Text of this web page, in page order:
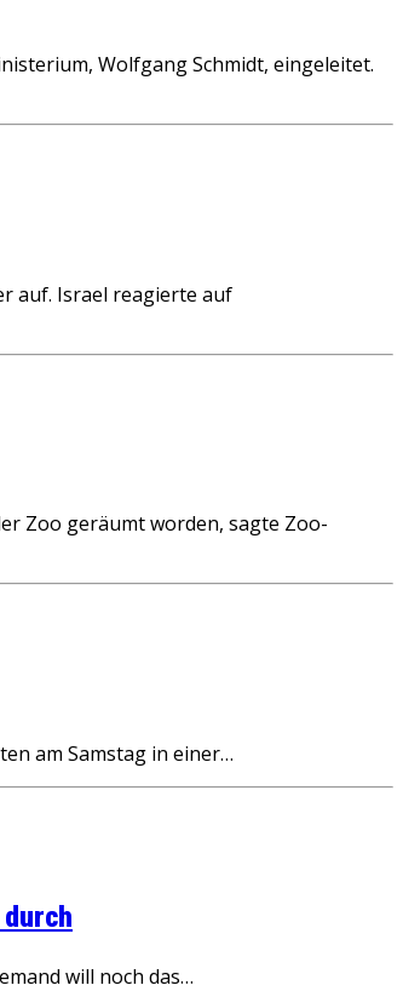
Wolfgang Schmidt, eingeleitet.
auf. Israel reagierte auf
Zoo geräumt worden, sagte Zoo-
am Samstag in einer…
will noch das…